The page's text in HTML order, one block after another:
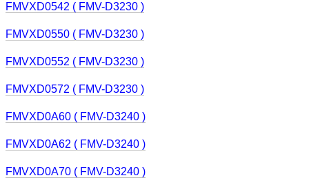
FMVXD0542 ( FMV-D3230 )
FMVXD0550 ( FMV-D3230 )
FMVXD0552 ( FMV-D3230 )
FMVXD0572 ( FMV-D3230 )
FMVXD0A60 ( FMV-D3240 )
FMVXD0A62 ( FMV-D3240 )
FMVXD0A70 ( FMV-D3240 )